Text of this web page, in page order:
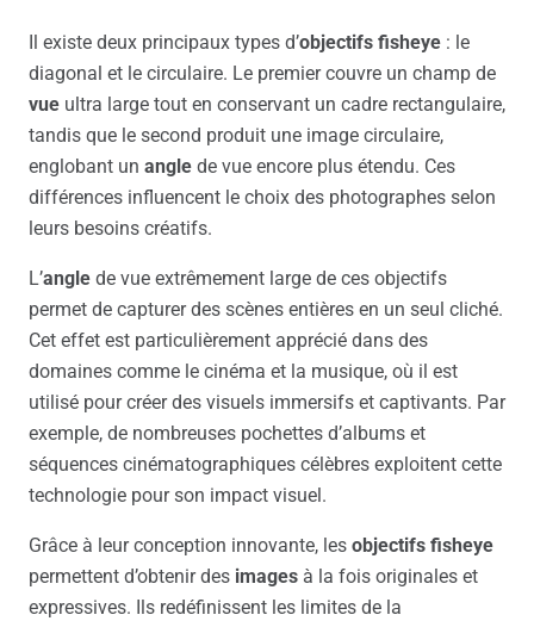
Il existe deux principaux types d’objectifs fisheye : le
diagonal et le circulaire. Le premier couvre un champ de
vue ultra large tout en conservant un cadre rectangulaire,
tandis que le second produit une image circulaire,
englobant un angle de vue encore plus étendu. Ces
différences influencent le choix des photographes selon
leurs besoins créatifs.
L’angle de vue extrêmement large de ces objectifs
permet de capturer des scènes entières en un seul cliché.
Cet effet est particulièrement apprécié dans des
domaines comme le cinéma et la musique, où il est
utilisé pour créer des visuels immersifs et captivants. Par
exemple, de nombreuses pochettes d’albums et
séquences cinématographiques célèbres exploitent cette
technologie pour son impact visuel.
Grâce à leur conception innovante, les objectifs fisheye
permettent d’obtenir des images à la fois originales et
expressives. Ils redéfinissent les limites de la